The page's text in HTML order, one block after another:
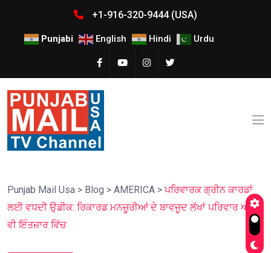
+1-916-320-9444 (USA)
Punjabi English Hindi Urdu
Punjab Mail Usa > Blog > AMERICA >ਪਰਿਵਾਰਕ ਗ੍ਰੀਨ ਕਾਰਡਾਂ
ਲਈ ਵਧਦੀ ਉਡੀਕ: ਰਿਕਾਰਡ ਮਨਜ਼ੂਰੀਆਂ ਦੇ ਬਾਵਜੂਦ ਲੱਖਾਂ ਪਰਿਵਾਰ ਅਜੇ
ਵੀ ਇੰਤਜ਼ਾਰ ਵਿੱਚ